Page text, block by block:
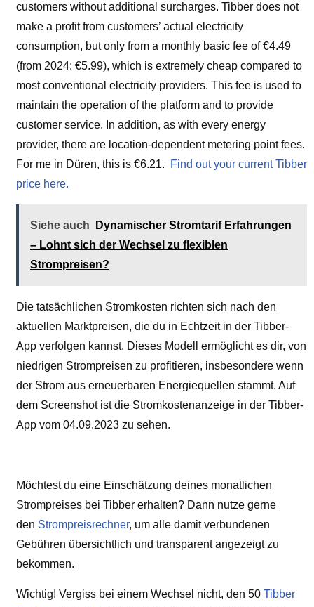
customers without additional surcharges. Tibber does not
make a profit from customers’ actual electricity
consumption, but only from a monthly basic fee of €4.49
(from 2024: €5.99), which is extremely cheap compared to
most conventional electricity providers. This fee is used to
maintain the operation of the platform and to provide
customer service. In addition, as with every energy
provider, there are location-dependent metering point fees.
For me in Düren, this is €6.21.
Find out your current Tibber
price here.
Siehe auch
Dynamischer Stromtarif Erfahrungen
– Lohnt sich der Wechsel zu flexiblen
Strompreisen?
Die tatsächlichen Stromkosten richten sich nach den
aktuellen Marktpreisen, die du in Echtzeit in der Tibber-
App verfolgen kannst. Dieses Modell ermöglicht es dir, von
niedrigen Strompreisen zu profitieren, insbesondere wenn
der Strom aus erneuerbaren Energiequellen stammt. Auf
dem Screenshot ist die Stromkostenanzeige in der Tibber-
App vom 04.09.2023 zu sehen.
Möchtest du eine Einschätzung deines monatlichen
Strompreises bei Tibber erhalten? Dann nutze gerne
den Strompreisrechner, um alle damit verbundenen
Gebühren übersichtlich und transparent angezeigt zu
bekommen.
Wichtig! Vergiss bei einem Wechsel nicht, den 50 Tibber